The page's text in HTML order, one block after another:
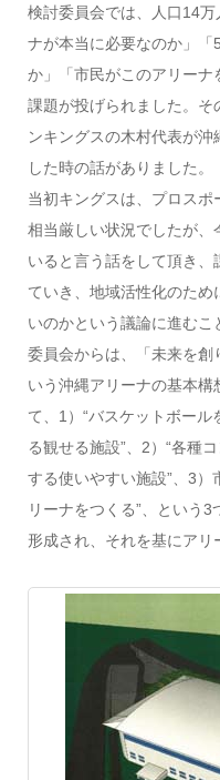
検討委員会では、人口14
ナが本当に必要なのか」
か」「市民がこのアリーナ
課題が投げられました。
ンキングスの木村代表が
した時の話がありました。
当初キングスは、プロス
相当厳しい状況でしたが、
いると言う話をして頂き
ていき、地域活性化のた
いのかという議論に進むこ
委員会からは、「未来を創
いう沖縄アリーナの基本
て、1）“バスケットボー
る観せる施設”、2）“各種
する使いやすい施設”、3）
リーナをつくる”、という
形成され、それを基にアリ